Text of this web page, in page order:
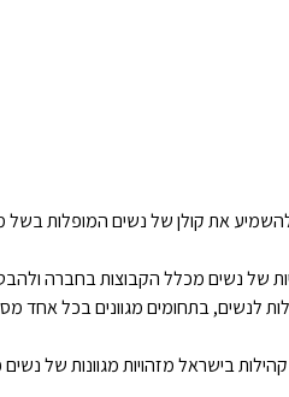
למען צדק חברתי הוקמה בשנת 2001 על מנת להשמיע את קולן של נשים
של נשים מכלל הקבוצות בחברה
לנשים, בתחומים מגוונים בכל אחד
בישראל מזהויות מגוונות של נשים